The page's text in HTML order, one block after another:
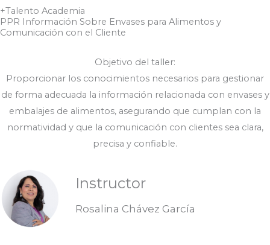
+Talento Academia
PPR Información Sobre Envases para Alimentos y
Comunicación con el Cliente
Objetivo del taller:
Proporcionar los conocimientos necesarios para gestionar
de forma adecuada la información relacionada con envases y
embalajes de alimentos, asegurando que cumplan con la
normatividad y que la comunicación con clientes sea clara,
precisa y confiable.
Instructor
Rosalina Chávez García